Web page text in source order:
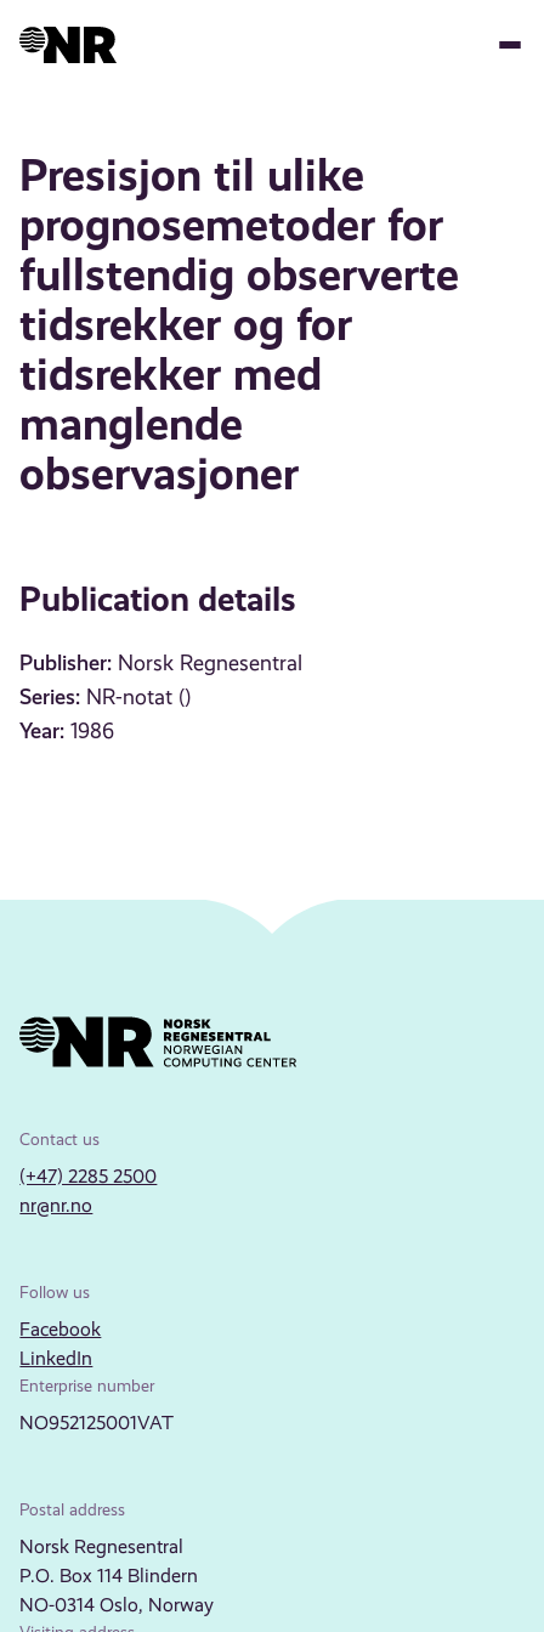
Presisjon til ulike
prognosemetoder for
fullstendig observerte
tidsrekker og for
tidsrekker med
manglende
observasjoner
Publication details
Publisher: Norsk Regnesentral
Series: NR-notat ()
Year: 1986
Contact us
(+47) 2285 2500
nr@nr.no
Follow us
Facebook
LinkedIn
Enterprise number
NO952125001VAT
Postal address
Norsk Regnesentral
P.O. Box 114 Blindern
NO-0314 Oslo, Norway